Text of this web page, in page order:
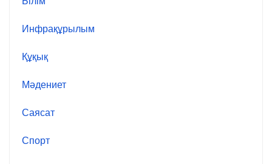
Инфрақұрылым
Құқық
Мәдениет
Саясат
Спорт